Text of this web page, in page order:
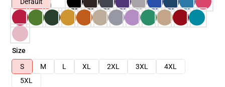
Size
S
M L XL 2XL 3XL
4XL
5XL